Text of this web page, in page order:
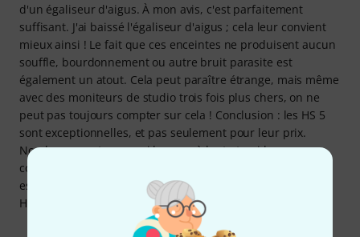
d'un égaliseur d'aigus. À mon avis, c'est parfaitement
suffisant. J'ai baissé l'égaliseur d'aigus ; cela leur convient
mieux ainsi ! Le fait que ces enceintes ne produisent aucun
souffle, bourdonnement ou autre bruit parasite est
également un atout. Cela peut paraître étrange, mais même
avec des moniteurs de studio trois fois plus chers, on ne
peut pas toujours compter sur cela ! Conclusion : les HS 5
sont exceptionnelles, et pas seulement pour leur prix.
Nombreux sont ceux qui les possèdent et qui les
connaissent, ce qui en fait une référence fiable. Leur son
est excellent et elles vous restituent fidèlement l'essentiel.
Hautement recommandées !